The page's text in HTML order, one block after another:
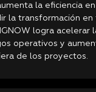
la eficiencia
la transformación
logra acelerar
operativos y
de los proyectos.